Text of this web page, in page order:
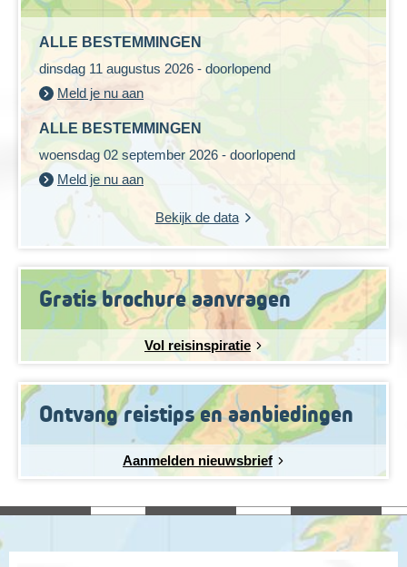
ALLE BESTEMMINGEN
dinsdag 11 augustus 2026 - doorlopend
Meld je nu aan
ALLE BESTEMMINGEN
woensdag 02 september 2026 - doorlopend
Meld je nu aan
Bekijk de data
Gratis brochure aanvragen
Vol reisinspiratie
Ontvang reistips en aanbiedingen
Aanmelden nieuwsbrief